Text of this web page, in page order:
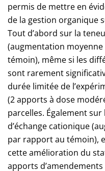
permis de mettre en
de la gestion organique
Tout d’abord sur la
(augmentation
témoin), même si les
sont rarement
durée limitée de
(2 apports à dose
parcelles. Également sur
d’échange cationique
par rapport au témoin),
cette amélioration du
apports